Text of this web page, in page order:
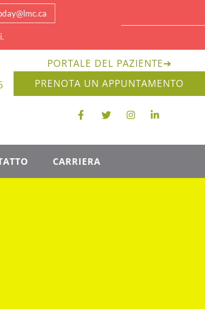
PORTALE DEL PAZIENTE➔
PRENOTA UN APPUNTAMENTO
CARRIERA